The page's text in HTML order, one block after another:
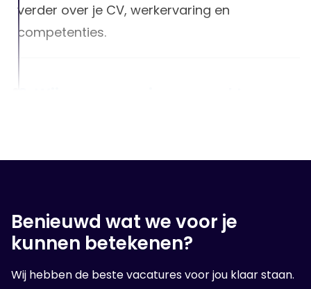
verder over je CV, werkervaring en
competenties.
4. Op sollicitatie gesprek
Benieuwd wat we voor je
kunnen betekenen?
Wij hebben de beste vacatures voor jou klaar staan.